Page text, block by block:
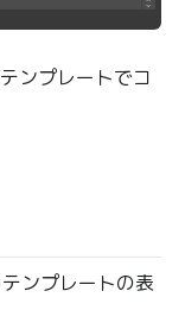
ンプレートでコ
ンプレートの表